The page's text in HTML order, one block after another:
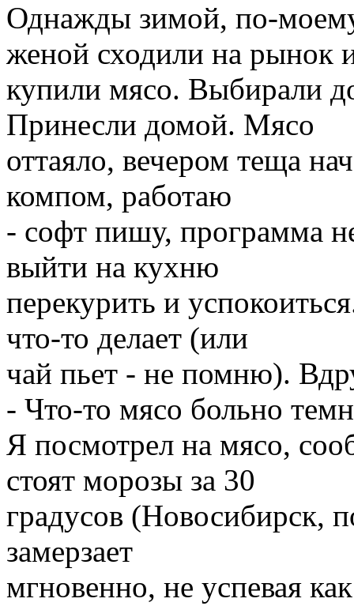
Однажды зимой, по-
женой сходили на рынок
купили мясо. Выбирали
Принесли домой. Мясо
оттаяло, вечером теща
компом, работаю
- софт пишу, программа
выйти на кухню
перекурить и
что-то делает (или
чай пьет - не помню).
- Что-то мясо больно
Я посмотрел на мясо,
стоят морозы за 30
градусов (Новосибирск,
замерзает
мгновенно, не успевая